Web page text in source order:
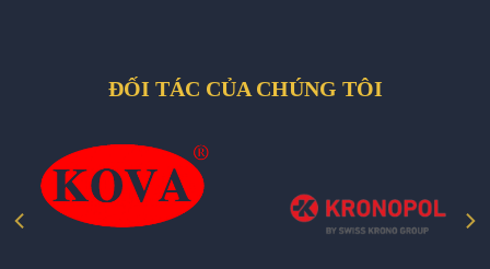
ĐỐI TÁC CỦA CHÚNG TÔI